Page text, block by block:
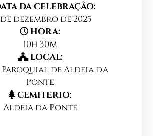
DA CELEBRAÇÃO:
dezembro de 2025
HORA:
10h 30m
LOCAL:
de Aldeia da
Ponte
CEMITERIO:
Aldeia da Ponte